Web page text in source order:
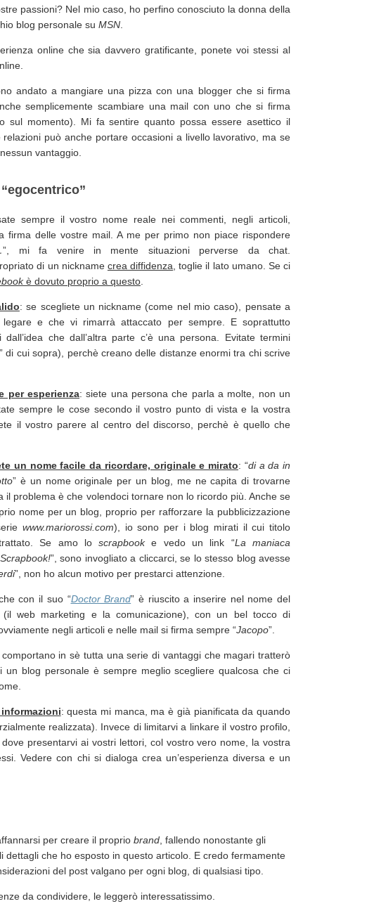
passioni? Nel mio caso, ho perfino conosciuto la donna della
blog personale su MSN
online che sia davvero gratificante, ponete voi stessi al
andato a mangiare una pizza con una blogger che si firma
semplicemente scambiare una mail con uno che si firma
sul momento). Mi fa sentire quanto possa essere asettico il
relazioni può anche portare occasioni a livello lavorativo, ma se
vantaggio.
sempre il vostro nome reale nei commenti, negli articoli,
firma delle vostre mail. A me per primo non piace rispondere
”, mi fa venire in mente situazioni perverse da chat.
di un nickname crea diffidenza , toglie il lato umano. Se ci
è dovuto proprio a questo
: se scegliete un nickname (come nel mio caso), pensate a
e che vi rimarrà attaccato per sempre. E soprattutto
che dall’altra parte c’è una persona. Evitate termini
” di cui sopra), perchè creano delle distanze enormi tra chi scrive
per esperienza: siete una persona che parla a molte, non un
sempre le cose secondo il vostro punto di vista e la vostra
il vostro parere al centro del discorso, perchè è quello che
un nome facile da ricordare, originale e mirato: “di a da in
” è un nome originale per un blog, me ne capita di trovarne
il problema è che volendoci tornare non lo ricordo più. Anche se
nome per un blog, proprio per rafforzare la pubblicizzazione
www.mariorossi.com), io sono per i blog mirati il cui titolo
trattato. Se amo loscrapbooke vedo un link “La maniaca
”, sono invogliato a cliccarci, se lo stesso blog avesse
”, non ho alcun motivo per prestarci attenzione.
che con il suo “Doctor Brand” è riuscito a inserire nel nome del
web marketing e la comunicazione), con un bel tocco di
negli articoli e nelle mail si firma sempre “Jacopo”.
in sè tutta una serie di vantaggi che magari tratterò
un blog personale è sempre meglio scegliere qualcosa che ci
: questa mi manca, ma è già pianificata da quando
realizzata). Invece di limitarvi a linkare il vostro profilo,
presentarvi ai vostri lettori, col vostro vero nome, la vostra
Vedere con chi si dialoga crea un’esperienza diversa e un
per creare il proprio brand , fallendo nonostante gli
dettagli che ho esposto in questo articolo. E credo fermamente
del post valgano per ogni blog, di qualsiasi tipo.
da condividere, le leggerò interessatissimo.